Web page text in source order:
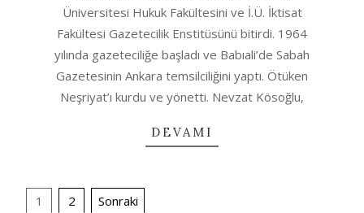
Üniversitesi Hukuk Fakültesini ve İ.Ü. İktisat
Fakültesi Gazetecilik Enstitüsünü bitirdi. 1964
yılında gazeteciliğe başladı ve Babıali’de Sabah
Gazetesinin Ankara temsilciliğini yaptı. Ötüken
Neşriyat’ı kurdu ve yönetti. Nevzat Kösoğlu,
DEVAMI
YAZI
1 2 Sonraki